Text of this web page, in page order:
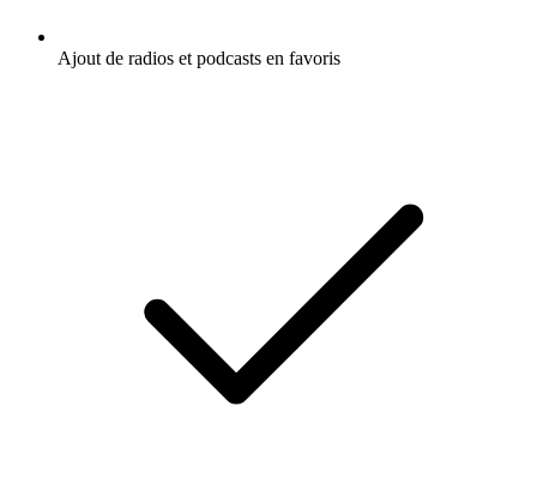
Ajout de radios et podcasts en favoris